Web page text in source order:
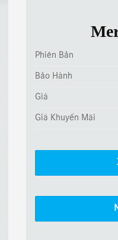
Phiên Bản
Bảo Hành
Giá
Giá Khuyến Mãi